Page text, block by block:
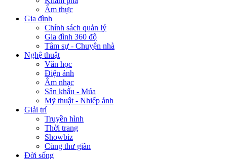
Ẩm thực
Gia đình
Chính sách quản lý
Gia đình 360 độ
Tâm sự - Chuyện nhà
Nghệ thuật
Văn học
Điện ảnh
Âm nhạc
Sân khấu - Múa
Mỹ thuật - Nhiếp ảnh
Giải trí
Truyền hình
Thời trang
Showbiz
Cùng thư giãn
Đời sống